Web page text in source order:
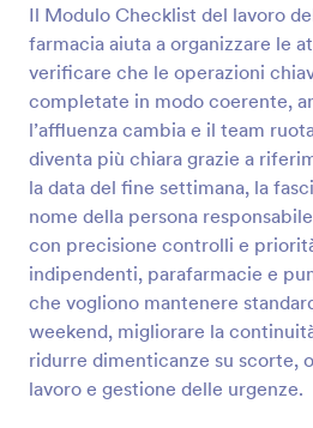
Il Modulo Checklist del lavoro
farmacia aiuta a organizzare le
verificare che le operazioni
completate in modo coerente,
l’affluenza cambia e il team
diventa più chiara grazie a
la data del fine settimana, la
nome della persona
con precisione controlli e
indipendenti, parafarmacie e
che vogliono mantenere
weekend, migliorare la
ridurre dimenticanze su scorte,
lavoro e gestione delle urgenze.